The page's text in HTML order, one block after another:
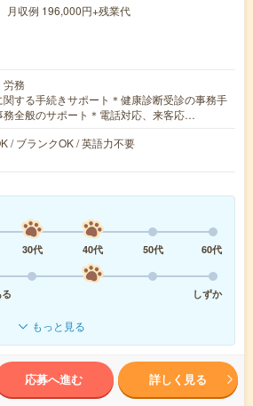
収例 196,000円+残業代
労務
関する手続きサポート＊健康診断受診の事務手
務全般のサポート＊電話対応、来客応…
/ ブランクOK / 英語力不要
30代 40代 50代
60代
しずか
もっと見る
応募へ進む 詳しく見る